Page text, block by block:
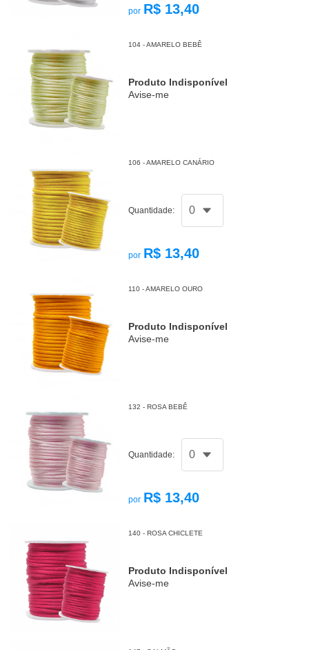
por R$ 13,40
104 - AMARELO BEBÊ
Produto Indisponível
Avise-me
106 - AMARELO CANÁRIO
Quantidade:
por R$ 13,40
110 - AMARELO OURO
Produto Indisponível
Avise-me
132 - ROSA BEBÊ
Quantidade:
por R$ 13,40
140 - ROSA CHICLETE
Produto Indisponível
Avise-me